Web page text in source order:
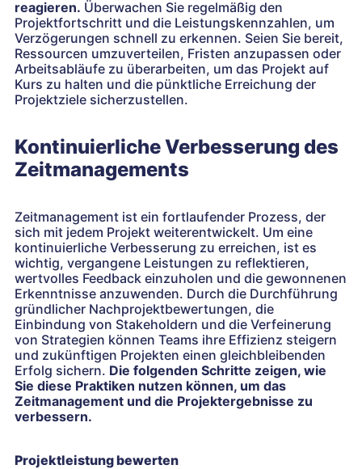
reagieren. Überwachen Sie regelmäßig den
Projektfortschritt und die Leistungskennzahlen, um
Verzögerungen schnell zu erkennen. Seien Sie bereit,
Ressourcen umzuverteilen, Fristen anzupassen oder
Arbeitsabläufe zu überarbeiten, um das Projekt auf
Kurs zu halten und die pünktliche Erreichung der
Projektziele sicherzustellen.
Kontinuierliche Verbesserung des
Zeitmanagements
Zeitmanagement ist ein fortlaufender Prozess, der
sich mit jedem Projekt weiterentwickelt. Um eine
kontinuierliche Verbesserung zu erreichen, ist es
wichtig, vergangene Leistungen zu reflektieren,
wertvolles Feedback einzuholen und die gewonnenen
Erkenntnisse anzuwenden. Durch die Durchführung
gründlicher Nachprojektbewertungen, die
Einbindung von Stakeholdern und die Verfeinerung
von Strategien können Teams ihre Effizienz steigern
und zukünftigen Projekten einen gleichbleibenden
Erfolg sichern. Die folgenden Schritte zeigen, wie
Sie diese Praktiken nutzen können, um das
Zeitmanagement und die Projektergebnisse zu
verbessern.
Projektleistung bewerten